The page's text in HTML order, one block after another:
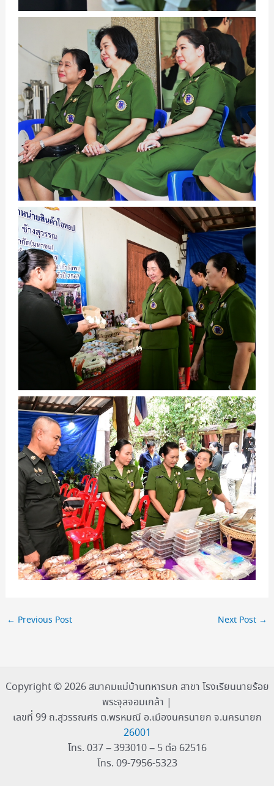
← Previous Post Next Post →
Copyright © 2026 สมาคมแม่บ้านทหารบก สาขา โรงเรียนนายร้อย
พระจุลจอมเกล้า |
เลขที่ 99 ถ.สุวรรณศร ต.พรหมณี อ.เมืองนครนายก จ.นครนายก
26001
โทร. 037 – 393010 – 5 ต่อ 62516
โทร. 09-7956-5323